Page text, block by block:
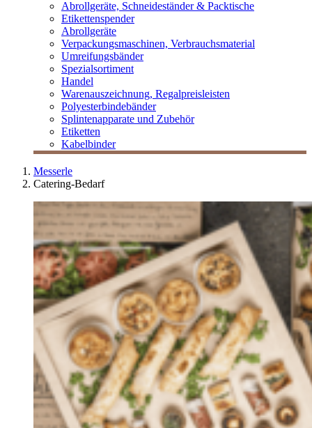
Abrollgeräte, Schneideständer & Packtische
Etikettenspender
Abrollgeräte
Verpackungsmaschinen, Verbrauchsmaterial
Umreifungsbänder
Spezialsortiment
Handel
Warenauszeichnung, Regalpreisleisten
Polyesterbindebänder
Splintenapparate und Zubehör
Etiketten
Kabelbinder
Messerle
Catering-Bedarf